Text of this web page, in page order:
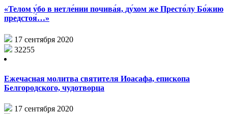
«Телом у́бо в нетле́нии почива́я, ду́хом же Престо́лу Бо́жию
предстоя́…»
17 сентября 2020
32255
Ежечасная молитва святителя Иоасафа, епископа
Белгородского, чудотворца
17 сентября 2020